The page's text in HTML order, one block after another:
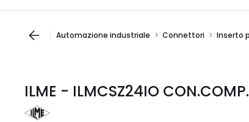
Automazione industriale Connettori Inserto
ILME - ILMCSZ24IO